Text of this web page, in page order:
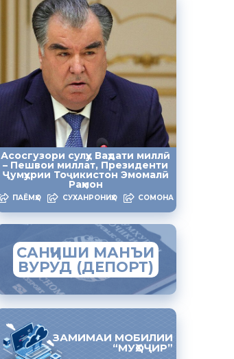
Асосгузори сулҳу Ваҳдати миллӣ
– Пешвои миллат, Президенти
Ҷумҳурии Тоҷикистон Эмомалӣ
Раҳмон
ПАЁМҲО СУХАНРОНИҲО СОМОНА
САНҶИШИ МАНЪИ
ВУРУД (ДЕПОРТ)
ЗАМИМАИ МОБИЛИИ
“МУҲОҶИР”